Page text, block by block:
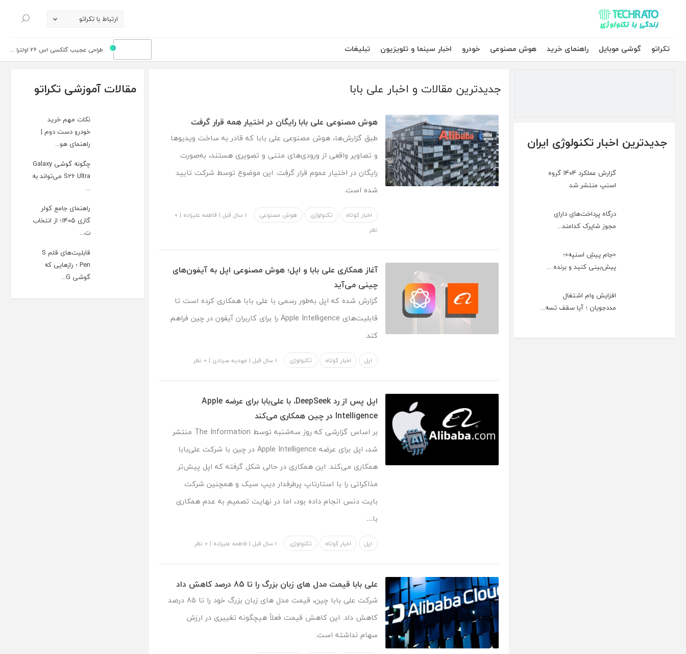
تکراتو – زندگی با تکنولوژی ارتباط با تکراتو
جستجو
تکراتو
گوشی موبایل راهنمای خرید هوش مصنوعی خودرو اخبار سینما و تلویزیون تبلیغات طراحی عجیب گلکسی اس 26 اولترا ...
جدیدترین اخبار تکنولوژی ایران
گزارش عملکرد ۱۴۰۴ گروه
اسنپ منتشر شد
درگاه پرداخت‌های دارای
مجوز شاپرک کدامند...
«جام پیشِ اسنپه»؛
پیش‌بینی کنید و برنده ...
افزایش وام اشتغال
مددجویان ؛ آیا سقف تسه...
جدیدترین مقالات و اخبار علی بابا
هوش مصنوعی علی‌ بابا رایگان در اختیار همه قرار گرفت
طبق گزارش‌ها، هوش مصنوعی علی‌ بابا که قادر به ساخت ویدیوها
و تصاویر واقعی از ورودی‌های متنی و تصویری هستند، به‌صورت
رایگان در اختیار عموم قرار گرفت. این موضوع توسط شرکت تایید
شده است.
اخبار کوتاه تکنولوژی هوش مصنوعی 1 سال قبل | فاطمه علیزاده | ۰
نظر
آغاز همکاری علی‌ بابا و اپل؛ هوش مصنوعی اپل به آیفون‌های
چینی می‌آید
گزارش شده که اپل به‌طور رسمی با علی‌ بابا همکاری کرده است تا
قابلیت‌های Apple Intelligence را برای کاربران آیفون در چین فراهم
کند.
اپل اخبار کوتاه تکنولوژی 1 سال قبل | مهدیه صیادی | ۰ نظر
اپل پس از رد DeepSeek، با علی‌بابا برای عرضه Apple
Intelligence در چین همکاری می‌کند
بر اساس گزارشی که روز سه‌شنبه توسط The Information منتشر
شد، اپل برای عرضه Apple Intelligence در چین با شرکت علی‌بابا
همکاری می‌کند. این همکاری در حالی شکل گرفته که اپل پیش‌تر
مذاکراتی را با استارتاپ پرطرفدار دیپ سیک و همچنین شرکت
بایت دنس انجام داده بود، اما در نهایت تصمیم به عدم همکاری
با…
اپل اخبار کوتاه تکنولوژی 1 سال قبل | فاطمه علیزاده | ۰ نظر
علی بابا قیمت مدل های زبان بزرگ را تا 85 درصد کاهش داد
شرکت علی بابا چین، قیمت مدل های زبان بزرگ خود را تا 85 درصد
کاهش داد. این کاهش قیمت فعلاً هیچگونه تغییری در ارزش
سهام نداشته است.
مقالات آموزشی تکراتو
نکات مهم خرید
خودرو دست دوم |
راهنمای هو...
چگونه گوشی Galaxy
S26 Ultra می‌تواند به
...
راهنمای جامع کولر
گازی ۱۴۰۵؛ از انتخاب
ت...
قابلیت‌های قلم S
Pen ؛ رازهایی که
گوشی G...